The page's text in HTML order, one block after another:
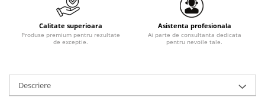
Calitate superioara
Produse premium pentru rezultate
de exceptie.
Asistenta profesionala
Ai parte de consultanta dedicata
pentru nevoile tale.
Descriere